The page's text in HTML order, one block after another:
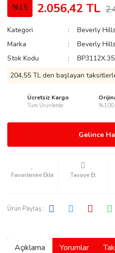
%15 2.056,42 TL
Kategori
Beverly
Marka
Beverly
Stok Kodu
204,55 TL den başlayan
Ücretsiz Kargo
Tüm Ürünlerde
Gelince
Tavsiye Et
Ürün Paylaş :
Açıklama Yorumlar